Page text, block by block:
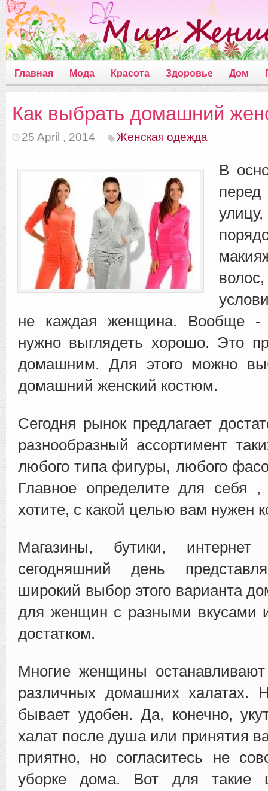
Главная Мода Красота Здоровье Дом
Как выбрать домашний
25 April , 2014 Женская одежда
В
не каждая женщина. Вообще -
нужно выглядеть хорошо. Это
домашним. Для этого можно
домашний женский костюм.
Сегодня рынок предлагает
разнообразный ассортимент
любого типа фигуры, любого
Главное определите для себя
хотите, с какой целью вам нужен
Магазины, бутики,
сегодняшний день
широкий выбор этого варианта
для женщин с разными вкусами
достатком.
Многие женщины
различных домашних халатах.
бывает удобен. Да, конечно,
халат после душа или принятия
приятно, но согласитесь не
уборке дома. Вот для такие